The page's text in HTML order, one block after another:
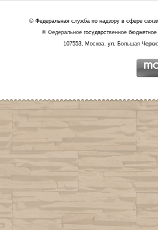
© Федеральная служба по надзору в сфере
© Федеральное государственное
107553, Москва, ул. Большая